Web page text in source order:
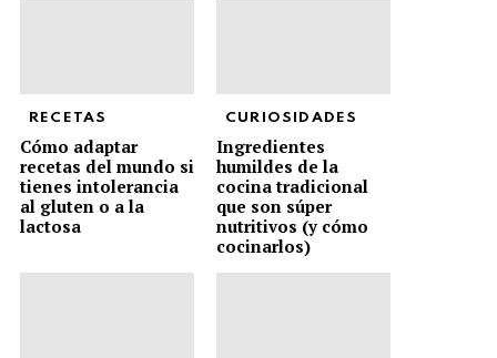
RECETAS
Cómo adaptar
recetas del mundo si
tienes intolerancia
al gluten o a la
lactosa
CURIOSIDADES
Ingredientes
humildes de la
cocina tradicional
que son súper
nutritivos (y cómo
cocinarlos)